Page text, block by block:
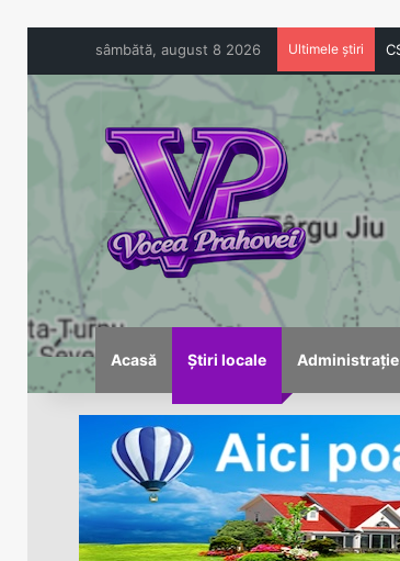
sâmbătă, august 8 2026 Ultimele știri
Acasă Știri locale Administrație